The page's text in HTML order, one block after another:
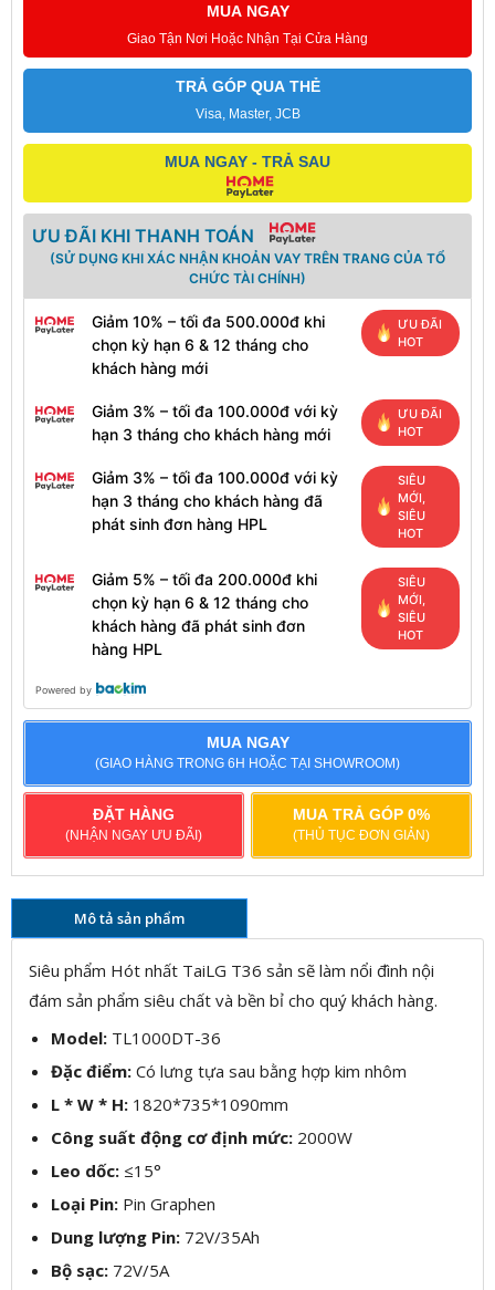
MUA NGAY
Giao Tận Nơi Hoặc Nhận Tại Cửa Hàng
TRẢ GÓP QUA THẺ
Visa, Master, JCB
MUA NGAY - TRẢ SAU
ƯU ĐÃI KHI THANH TOÁN
(SỬ DỤNG KHI XÁC NHẬN KHOẢN VAY TRÊN TRANG CỦA TỔ
CHỨC TÀI CHÍNH)
Giảm 10% – tối đa 500.000đ khi
chọn kỳ hạn 6 & 12 tháng cho
khách hàng mới
ƯU ĐÃI
HOT
Giảm 3% – tối đa 100.000đ với kỳ
hạn 3 tháng cho khách hàng mới
ƯU ĐÃI
HOT
Giảm 3% – tối đa 100.000đ với kỳ
hạn 3 tháng cho khách hàng đã
phát sinh đơn hàng HPL
SIÊU
MỚI,
SIÊU
HOT
Giảm 5% – tối đa 200.000đ khi
chọn kỳ hạn 6 & 12 tháng cho
khách hàng đã phát sinh đơn
hàng HPL
SIÊU
MỚI,
SIÊU
HOT
Powered by
MUA NGAY
(GIAO HÀNG TRONG 6H HOẶC TẠI SHOWROOM)
ĐẶT HÀNG
(NHẬN NGAY ƯU ĐÃI)
MUA TRẢ GÓP 0%
(THỦ TỤC ĐƠN GIẢN)
Mô tả sản phẩm
Siêu phẩm Hót nhất TaiLG T36 sản sẽ làm nổi đình nội
đám sản phẩm siêu chất và bền bỉ cho quý khách hàng.
Model: TL1000DT-36
Đặc điểm: Có lưng tựa sau bằng hợp kim nhôm
L * W * H: 1820*735*1090mm
Công suất động cơ định mức: 2000W
Leo dốc: ≤15°
Loại Pin: Pin Graphen
Dung lượng Pin: 72V/35Ah
Bộ sạc: 72V/5A